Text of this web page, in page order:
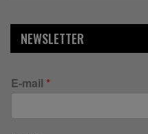
NEWSLETTER
E-mail *